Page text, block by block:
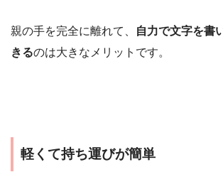
親の手を完全に離れて、
自力で文字を書
きるのは大きなメリットです。
軽くて持ち運びが簡単